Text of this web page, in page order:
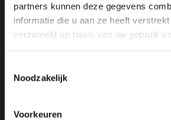
partners kunnen deze gegevens
informatie die u aan ze heeft
verzameld op basis van uw gebruik
Noodzakelijk
Voorkeuren
+31 6 42 52 32
+31 6 42 52 32